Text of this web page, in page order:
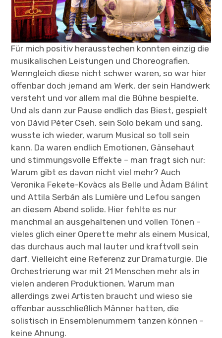
Für mich positiv herausstechen konnten einzig die
musikalischen Leistungen und Choreografien.
Wenngleich diese nicht schwer waren, so war hier
offenbar doch jemand am Werk, der sein Handwerk
versteht und vor allem mal die Bühne bespielte.
Und als dann zur Pause endlich das Biest, gespielt
von Dávid Péter Cseh, sein Solo bekam und sang,
wusste ich wieder, warum Musical so toll sein
kann. Da waren endlich Emotionen, Gänsehaut
und stimmungsvolle Effekte – man fragt sich nur:
Warum gibt es davon nicht viel mehr? Auch
Veronika Fekete-Kovàcs als Belle und Àdam Bálint
und Attila Serbán als Lumière und Lefou sangen
an diesem Abend solide. Hier fehlte es nur
manchmal an ausgehaltenen und vollen Tönen –
vieles glich einer Operette mehr als einem Musical,
das durchaus auch mal lauter und kraftvoll sein
darf. Vielleicht eine Referenz zur Dramaturgie. Die
Orchestrierung war mit 21 Menschen mehr als in
vielen anderen Produktionen. Warum man
allerdings zwei Artisten braucht und wieso sie
offenbar ausschließlich Männer hatten, die
solistisch in Ensemblenummern tanzen können –
keine Ahnung.